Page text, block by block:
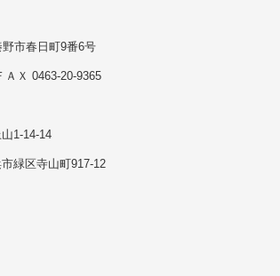
市春日町9番6号
Ｘ 0463-20-9365
1-14-14
緑区寺山町917-12